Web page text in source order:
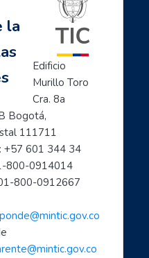
personas mayores
Digital
Digital
internet: paso a paso de...
a tu alcance
internet con el estado
la
Edificio
Murillo Toro
Cra. 8a
Bogotá,
111711
+57 601 344 34
800-0914014
800-0912667